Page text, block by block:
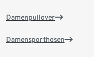
Damenpullover
Damensporthosen